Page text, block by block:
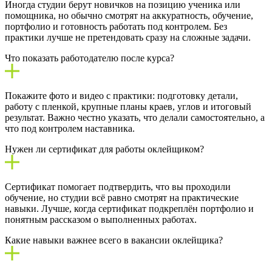
Иногда студии берут новичков на позицию ученика или
помощника, но обычно смотрят на аккуратность, обучение,
портфолио и готовность работать под контролем. Без
практики лучше не претендовать сразу на сложные задачи.
Что показать работодателю после курса?
Покажите фото и видео с практики: подготовку детали,
работу с пленкой, крупные планы краев, углов и итоговый
результат. Важно честно указать, что делали самостоятельно, а
что под контролем наставника.
Нужен ли сертификат для работы оклейщиком?
Сертификат помогает подтвердить, что вы проходили
обучение, но студии всё равно смотрят на практические
навыки. Лучше, когда сертификат подкреплён портфолио и
понятным рассказом о выполненных работах.
Какие навыки важнее всего в вакансии оклейщика?